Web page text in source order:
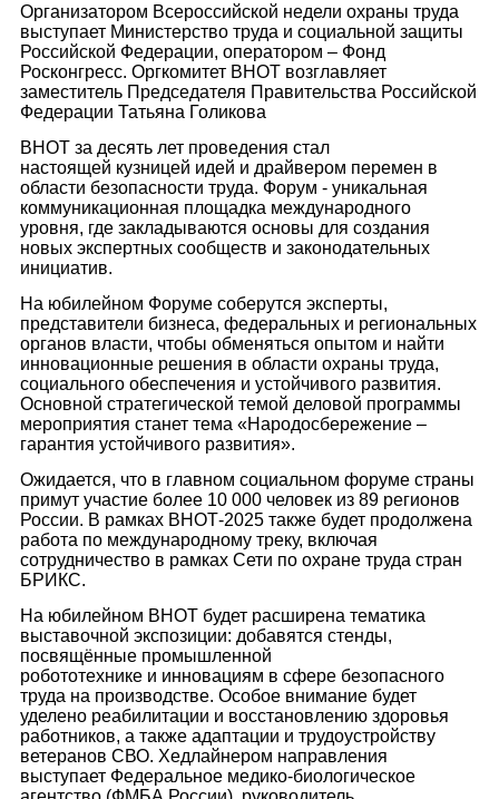
Организатором Всероссийской недели охраны труда
выступает Министерство труда и социальной защиты
Российской Федерации, оператором – Фонд
Росконгресс. Оргкомитет ВНОТ возглавляет
заместитель Председателя Правительства Российской
Федерации Татьяна Голикова
ВНОТ за десять лет проведения стал
настоящей кузницей идей и драйвером перемен в
области безопасности труда. Форум - уникальная
коммуникационная площадка международного
уровня, где закладываются основы для создания
новых экспертных сообществ и законодательных
инициатив.
На юбилейном Форуме соберутся эксперты,
представители бизнеса, федеральных и региональных
органов власти, чтобы обменяться опытом и найти
инновационные решения в области охраны труда,
социального обеспечения и устойчивого развития.
Основной стратегической темой деловой программы
мероприятия станет тема «Народосбережение –
гарантия устойчивого развития».
Ожидается, что в главном социальном форуме страны
примут участие более 10 000 человек из 89 регионов
России. В рамках ВНОТ-2025 также будет продолжена
работа по международному треку, включая
сотрудничество в рамках Сети по охране труда стран
БРИКС.
На юбилейном ВНОТ будет расширена тематика
выставочной экспозиции: добавятся стенды,
посвящённые промышленной
робототехнике и инновациям в сфере безопасного
труда на производстве. Особое внимание будет
уделено реабилитации и восстановлению здоровья
работников, а также адаптации и трудоустройству
ветеранов СВО. Хедлайнером направления
выступает Федеральное медико-биологическое